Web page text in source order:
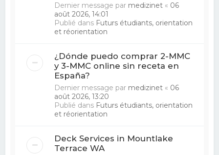
Dernier message par medizinet « 06
août 2026, 14:01
Publié dans Futurs étudiants, orientation
et réorientation
¿Dónde puedo comprar 2-MMC
y 3-MMC online sin receta en
España?
Dernier message par medizinet « 06
août 2026, 13:20
Publié dans Futurs étudiants, orientation
et réorientation
Deck Services in Mountlake
Terrace WA